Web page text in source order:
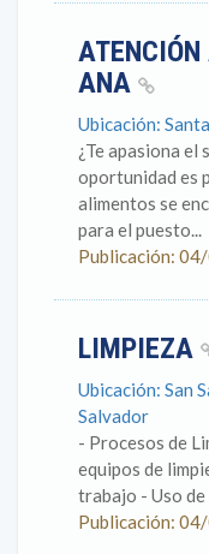
ANA
Ubicación:
¿Te apasiona el
oportunidad es
alimentos se
para el puesto...
Publicación:
LIMPIEZA
Ubicación: San
Salvador
- Procesos de
equipos de
trabajo - Uso de
Publicación: